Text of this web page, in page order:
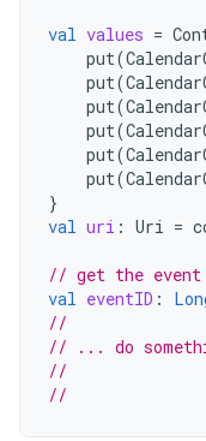
val values =
put(
put(
put(
put(
put(
put(
}
val uri : Uri =
// get the
val eventID :
//
// ... do
//
//